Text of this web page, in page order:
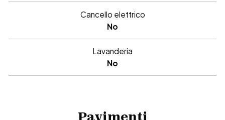
Cancello elettrico
No
Lavanderia
No
Pavimenti